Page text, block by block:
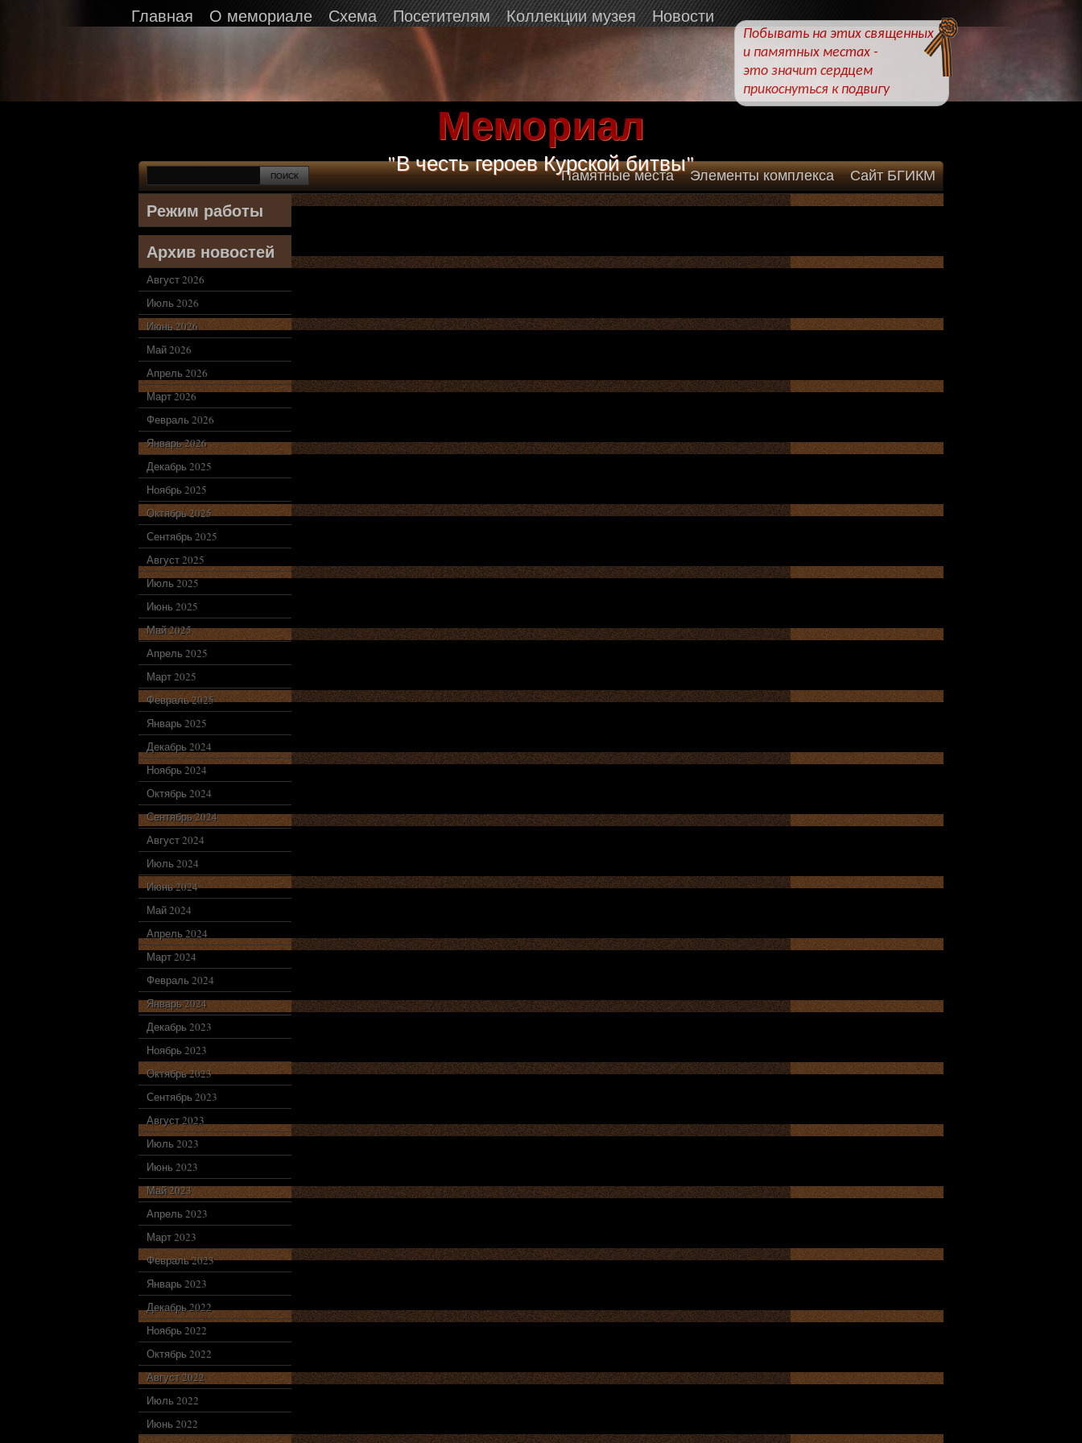
Главная О мемориале Схема Посетителям Коллекции музея Новости
Побывать на этих священных
и памятных местах -
это значит сердцем
прикоснуться к подвигу
Мемориал
"В честь героев Курской битвы"
Памятные места Элементы комплекса Сайт БГИКМ
Режим работы
Архив новостей
Август 2026
Июль 2026
Июнь 2026
Май 2026
Апрель 2026
Март 2026
Февраль 2026
Январь 2026
Декабрь 2025
Ноябрь 2025
Октябрь 2025
Сентябрь 2025
Август 2025
Июль 2025
Июнь 2025
Май 2025
Апрель 2025
Март 2025
Февраль 2025
Январь 2025
Декабрь 2024
Ноябрь 2024
Октябрь 2024
Сентябрь 2024
Август 2024
Июль 2024
Июнь 2024
Май 2024
Апрель 2024
Март 2024
Февраль 2024
Январь 2024
Декабрь 2023
Ноябрь 2023
Октябрь 2023
Сентябрь 2023
Август 2023
Июль 2023
Июнь 2023
Май 2023
Апрель 2023
Март 2023
Февраль 2023
Январь 2023
Декабрь 2022
Ноябрь 2022
Октябрь 2022
Август 2022
Июль 2022
Июнь 2022